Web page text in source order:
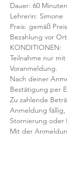
Dauer: 60 Minuten
Lehrerin: Simone
Preis: gemäß
Bezahlung vor Ort
KONDITIONEN:
Teilnahme nur
Voranmeldung.
Nach deiner
Bestätigung per
Zu zahlende
Anmeldung
Stornierung oder
Mit der